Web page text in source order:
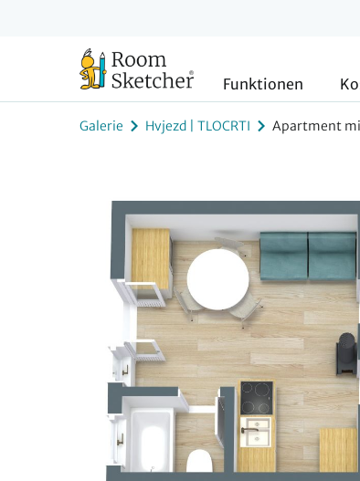
Funktionen
Galerie Hvjezd | TLOCRTI Apartment